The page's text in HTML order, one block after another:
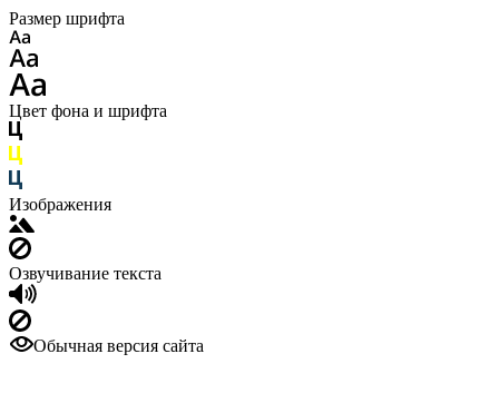
Размер шрифта
Цвет фона и шрифта
Изображения
Озвучивание текста
Обычная версия сайта